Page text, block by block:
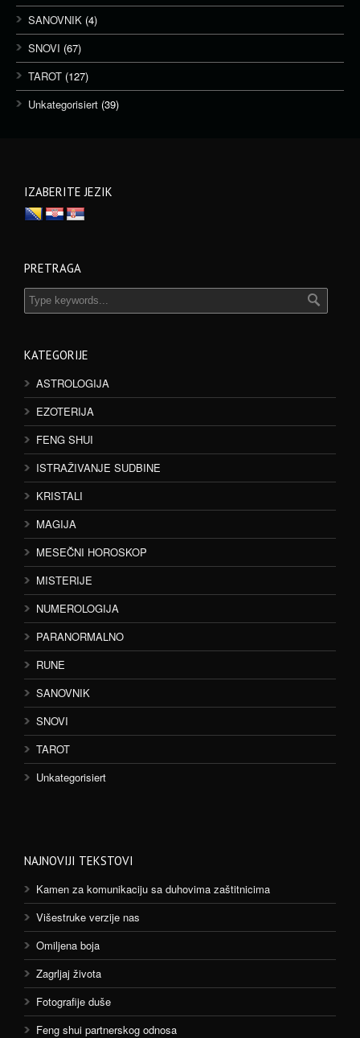
SANOVNIK (4)
SNOVI (67)
TAROT (127)
Unkategorisiert (39)
IZABERITE JEZIK
PRETRAGA
KATEGORIJE
ASTROLOGIJA
EZOTERIJA
FENG SHUI
ISTRAŽIVANJE SUDBINE
KRISTALI
MAGIJA
MESEČNI HOROSKOP
MISTERIJE
NUMEROLOGIJA
PARANORMALNO
RUNE
SANOVNIK
SNOVI
TAROT
Unkategorisiert
NAJNOVIJI TEKSTOVI
Kamen za komunikaciju sa duhovima zaštitnicima
Višestruke verzije nas
Omiljena boja
Zagrljaj života
Fotografije duše
Feng shui partnerskog odnosa